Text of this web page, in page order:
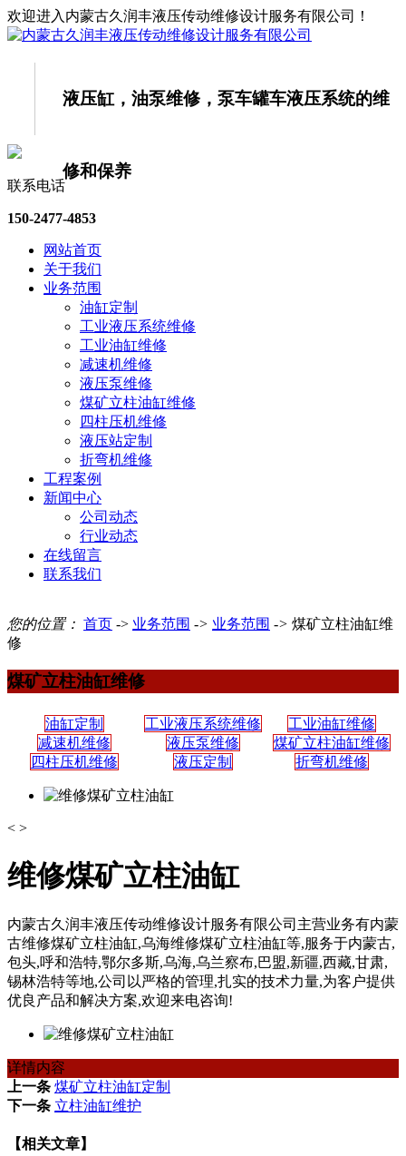
欢迎进入内蒙古久润丰液压传动维修设计服务有限公司！
液压缸，油泵维修，泵车罐车液压系统的维
修和保养
联系电话
150-2477-4853
网站首页
关于我们
业务范围
油缸定制
工业液压系统维修
工业油缸维修
减速机维修
液压泵维修
煤矿立柱油缸维修
四柱压机维修
液压站定制
折弯机维修
工程案例
新闻中心
公司动态
行业动态
在线留言
联系我们
您的位置： 首页 -> 业务范围 -> 业务范围 -> 煤矿立柱油缸维
修
煤矿立柱油缸维修
油缸定制 工业液压系统维修
工业油缸维修
减速机维修
液压泵维修
煤矿立柱油缸维修
四柱压机维修
液压定制 折弯机维修
< >
维修煤矿立柱油缸
内蒙古久润丰液压传动维修设计服务有限公司主营业务有内蒙
古维修煤矿立柱油缸,乌海维修煤矿立柱油缸等,服务于内蒙古,
包头,呼和浩特,鄂尔多斯,乌海,乌兰察布,巴盟,新疆,西藏,甘肃,
锡林浩特等地,公司以严格的管理,扎实的技术力量,为客户提供
优良产品和解决方案,欢迎来电咨询!
详情内容
上一条 煤矿立柱油缸定制
下一条 立柱油缸维护
【相关文章】